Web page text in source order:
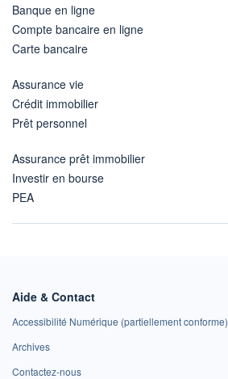
Banque en ligne
Compte bancaire en ligne
Carte bancaire
Assurance vie
Crédit immobilier
Prêt personnel
Assurance prêt immobilier
Investir en bourse
PEA
Aide & Contact
Accessibilité Numérique (partiellement conforme)
Archives
Contactez-nous